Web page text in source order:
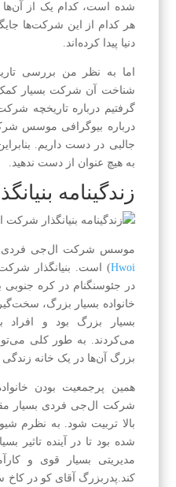
شده است، کدام یک از
هر کدام از این شرکت‌ها
دنیا پیدا کرده‌اند.
اما به نظر من بررسی
شناخت آن شرکت بسیار کمک
گرفتیم درباره تاریخچه
درباره بیوگرافی موسس
جالبی در دست داریم.
به هیچ عنوان از دست ندهید.
زندگینامه
موسس شرکت ال‌جی فردی
Hwoi
در جئوسنگنام در کره جنوبی
خانواده بسیار بزرگ،
بسیار بزرگ بود و افراد
می‌کردند. به طور کلی
بزرگ آن‌ها در یک خانه
همین پرجمعیت بودن
شرکت ال‌جی فردی بسیار
بالا تربیت شود. به نظرم
شده بود تا در آینده تاثیر
مدیریتی بسیار قوی و
کند.پدربزرگ آقای کو در